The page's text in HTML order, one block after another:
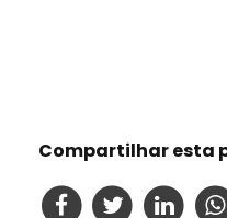
Compartilhar esta